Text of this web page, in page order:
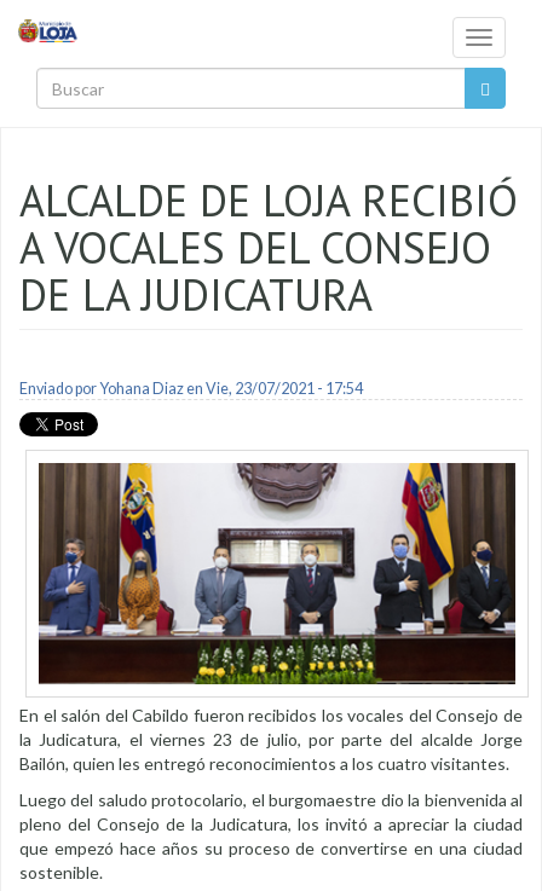
Toggle
ALCALDE DE LOJA RECIBIÓ
A VOCALES DEL CONSEJO
DE LA JUDICATURA
Enviado porYohana Diazen Vie, 23/07/2021 - 17:54
En el salón del Cabildo fueron recibidos los vocales del Consejo de
la Judicatura, el viernes 23 de julio, por parte del alcalde Jorge
Bailón, quien les entregó reconocimientos a los cuatro visitantes.
Luego del saludo protocolario, el burgomaestre dio la bienvenida al
pleno del Consejo de la Judicatura, los invitó a apreciar la ciudad
que empezó hace años su proceso de convertirse en una ciudad
sostenible.